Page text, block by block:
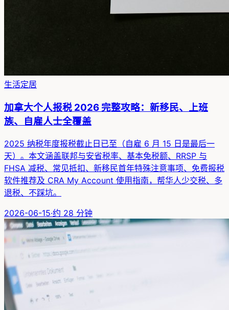
生活定居
加拿大个人报税 2026 完整攻略：新移民、上班
族、自雇人士全覆盖
2025 纳税年度报税截止日已至（自雇 6 月 15 日是最后一
天）。本文涵盖联邦与安省税率、基本免税额、RRSP 与
FHSA 减税、常见抵扣、新移民首年特殊注意事项、免费报税
软件推荐及 CRA My Account 使用指南，帮华人少交税、多
退税、不踩坑。
2026-06-15·约 28 分钟